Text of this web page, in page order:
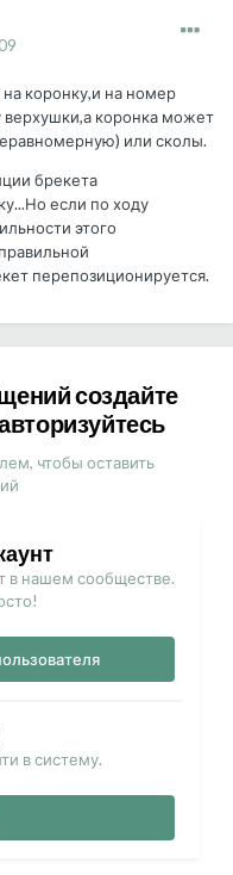
коронку,и на номер
верхушки,а коронка может
или сколы.
брекета
если по ходу
этого
перепозиционируется.
создайте
чтобы оставить
в нашем сообществе.
в систему.